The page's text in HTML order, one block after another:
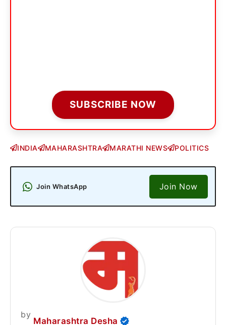
SUBSCRIBE NOW
INDIA MAHARASHTRA MARATHI NEWS POLITICS
Join WhatsApp Join Now
by
Maharashtra Desha